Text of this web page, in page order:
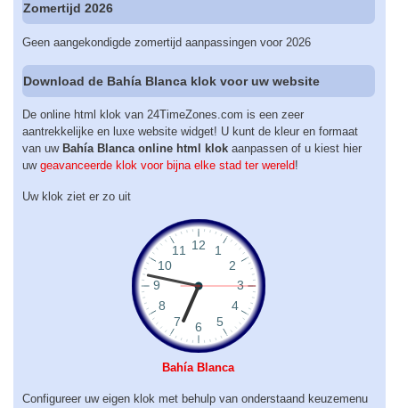
Zomertijd 2026
Geen aangekondigde zomertijd aanpassingen voor 2026
Download de Bahía Blanca klok voor uw website
De online html klok van 24TimeZones.com is een zeer
aantrekkelijke en luxe website widget! U kunt de kleur en formaat
van uw Bahía Blanca online html klok aanpassen of u kiest hier
uw geavanceerde klok voor bijna elke stad ter wereld!
Uw klok ziet er zo uit
Bahía Blanca
Configureer uw eigen klok met behulp van onderstaand keuzemenu